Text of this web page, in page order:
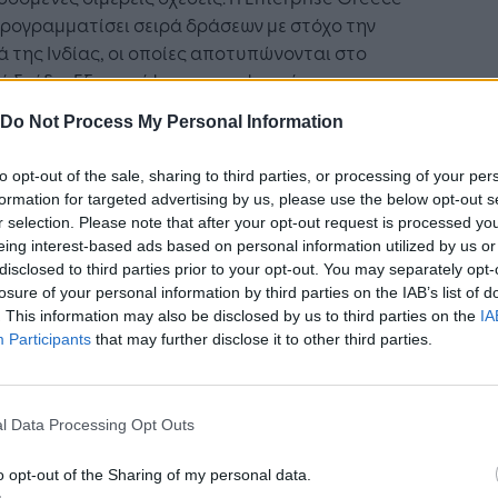
Do Not Process My Personal Information
opt-out of the sale, sharing to third parties, or processing of your
for targeted advertising by us, please use the below opt-out
selection. Please note that after your opt-out request is processed
interest-based ads based on personal information utilized by us
to third parties prior to your opt-out. You may separately
of your personal information by third parties on the IAB’s list of
This information may also be disclosed by us to third parties on the
Participants that may further disclose it to other third parties.
Data Processing Opt Outs
opt-out of the Sharing of my personal data.
σειρά δράσεων με στόχο την
της Ινδίας, οι οποίες αποτυπώνονται στο
Σχέδιο Εξωστρέφειας και αφορούν στις
Greece στοχεύει στην ενίσχυση των
υποστήριξης και πληροφόρησης, η
και το coaching ή διοργάνωση
ανάπτυξης επαφών και δικτύωσης.
της Enterprise Greece είναι να υποστηρίζει
επιχειρήσεις σε όλα τα επίπεδα
τους, προκειμένου να αξιοποιήσουν
αγορές όπως αυτή της Ινδίας».
το λόγο πήρε η κ. Βίκυ Μακρυγιάννη,
Advisor ExportReady, Industry, Growth,
& Regional Policy του ΣΕΒ, η οποία